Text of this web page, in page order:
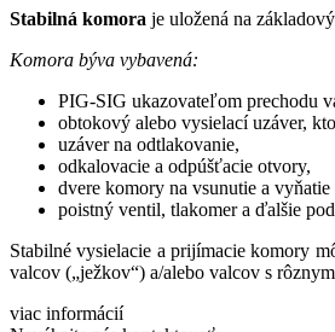
Stabilná komora je uložená na
Komora býva vybavená:
PIG-SIG ukazovateľom prechodu
obtokový alebo vysielací uzáver,
uzáver na odtlakovanie,
odkalovacie a odpúšťacie otvory,
dvere komory na vsunutie a vyňatie
poistný ventil, tlakomer a ďalšie
Stabilné vysielacie a prijímacie komory
valcov („ježkov“) a/alebo valcov s
viac informácií